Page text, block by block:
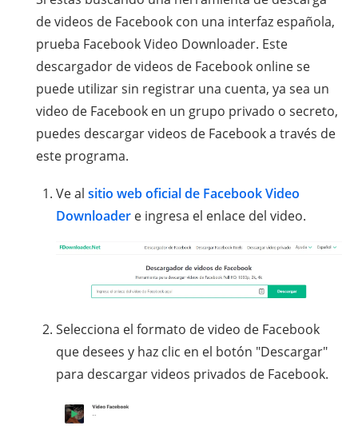
de videos de Facebook con una interfaz española,
prueba Facebook Video Downloader. Este
descargador de videos de Facebook online se
puede utilizar sin registrar una cuenta, ya sea un
video de Facebook en un grupo privado o secreto,
puedes descargar videos de Facebook a través de
este programa.
Ve al sitio web oficial de Facebook Video
Downloader e ingresa el enlace del video.
Selecciona el formato de video de Facebook
que desees y haz clic en el botón "Descargar"
para descargar videos privados de Facebook.